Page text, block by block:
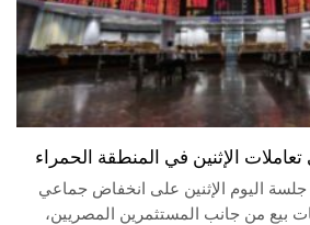
الإثنين في المنطقة الحمراء
جلسة اليوم الإثنين على انخفاض جماعي
بيع من جانب المستثمرين المصريين،